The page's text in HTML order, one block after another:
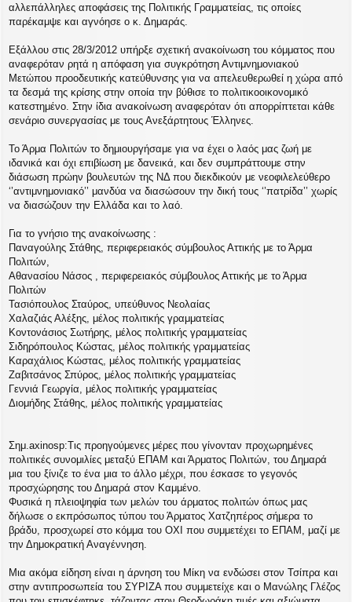
αλλεπάλληλες αποφάσεις της Πολιτικής Γραμματείας, τις οποίες
παρέκαμψε και αγνόησε ο κ. Δημαράς.
Εξάλλου στις 28/3/2012 υπήρξε σχετική ανακοίνωση του κόμματος που
αναφερόταν ρητά η απόφαση για συγκρότηση Αντιμνημονιακού
Μετώπου προοδευτικής κατεύθυνσης για να απελευθερωθεί η χώρα από
τα δεσμά της κρίσης στην οποία την βύθισε το πολιτικοοικονομικό
κατεστημένο. Στην ίδια ανακοίνωση αναφερόταν ότι απορρίπτεται κάθε
σενάριο συνεργασίας με τους Ανεξάρτητους Έλληνες.
Το Άρμα Πολιτών το δημιουργήσαμε για να έχει ο λαός μας ζωή με
ιδανικά και όχι επιβίωση με δανεικά, και δεν συμπράττουμε στην
διάσωση πρώην βουλευτών της ΝΔ που διεκδικούν με νεοφιλελεύθερο
‘’αντιμνημονιακό’’ μανδύα να διασώσουν την δική τους ‘’πατρίδα’’ χωρίς
να διασώζουν την Ελλάδα και το λαό.
Για το γνήσιο της ανακοίνωσης :
Παναγούλης Στάθης, περιφερειακός σύμβουλος Αττικής με το Άρμα
Πολιτών,
Αθανασίου Νάσος , περιφερειακός σύμβουλος Αττικής με το Άρμα
Πολιτών
Τασιόπουλος Σταύρος, υπεύθυνος Νεολαίας
Χαλαζιάς Αλέξης, μέλος πολιτικής γραμματείας
Κοντονάσιος Σωτήρης, μέλος πολιτικής γραμματείας
Σιδηρόπουλος Κώστας, μέλος πολιτικής γραμματείας
Καραχάλιος Κώστας, μέλος πολιτικής γραμματείας
Ζαβιτσάνος Σπύρος, μέλος πολιτικής γραμματείας
Γεννιά Γεωργία, μέλος πολιτικής γραμματείας
Διομήδης Στάθης, μέλος πολιτικής γραμματείας
Σημ.axinosp:Τις προηγούμενες μέρες που γίνονταν προχωρημένες
πολιτικές συνομιλίες μεταξύ ΕΠΑΜ και Άρματος Πολιτών, του Δημαρά
μια του ξίνιζε το ένα μια το άλλο μέχρι, που έσκασε το γεγονός
προσχώρησης του Δημαρά στον Καμμένο.
Φυσικά η πλειοψηφία των μελών του άρματος πολιτών όπως μας
δήλωσε ο εκπρόσωπος τύπου του Άρματος Χατζηπέρος σήμερα το
βράδυ, προσχωρεί στο κόμμα του ΟΧΙ που συμμετέχει το ΕΠΑΜ, μαζί με
την Δημοκρατική Αναγέννηση.
Μια ακόμα είδηση είναι η άρνηση του Μίκη να ενδώσει στον Τσίπρα και
στην αντιπροσωπεία του ΣΥΡΙΖΑ που συμμετείχε και ο Μανώλης Γλέζος